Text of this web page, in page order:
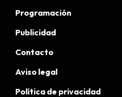
Programación
Publicidad
Contacto
Aviso legal
Política de privacidad